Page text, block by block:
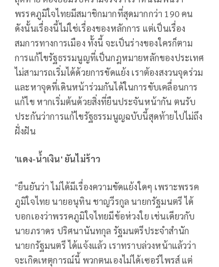
พรรคภูมิใจไทยมีสมาชิกมากที่สุดมากกว่า 190 คน
ดังนั้นเรื่องนี้ไม่ใช่เรื่องของหลักการ แต่เป็นเรื่อง
สมการทางการเมือง ทั้งนี้ จะเป็นร่างของใครก็ตาม
การแก้ไขรัฐธรรมนูญที่เป็นกฎหมายหลักของประเทศ
ไม่สามารถเริ่มได้ด้วยการขัดแย้ง เราต้องสงวนจุดร่วม
และหาจุดที่เดินหน้าร่วมกันได้ในการขับเคลื่อนการ
แก้ไข หากเริ่มต้นด้วยสิ่งที่ยืนประจันหน้ากัน ตนรับ
ประกันว่าการแก้ไขรัฐธรรมนูญฉบับนี้สุดท้ายไปไม่ถึง
ฝั่งฝัน
'แดง-น้ำเงิน'ยันไม่ร้าว
"ยืนยันว่า ไม่ได้มีเรื่องความขัดแย้งใดๆ เพราะพรรค
ภูมิใจไทย นายอนุทิน ชาญวีรกูล นายกรัฐมนตรี ได้
บอกเองว่าพรรคภูมิใจไทยมีข้อห่วงใย เช่นเดียวกับ
นายภราดร ปริศนานันทกุล รัฐมนตรีประจำสำนัก
นายกรัฐมนตรี ได้แจ้งแล้ว เราทราบล่วงหน้าแล้วว่า
จะเกิดเหตุการณ์นี้ พวกตนเองไม่ได้เซอร์ไพรส์ แต่